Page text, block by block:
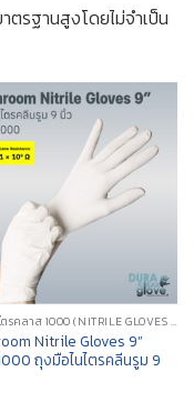
ตรฐานสูงโดยไม่จำเป็น
ถุงมือไนไตรคลาส 1000 (NITRILE GLOVES CLASS 1000)
Nitrile Gloves 9”
ถุงมือไนไตรคลีนรูม 9